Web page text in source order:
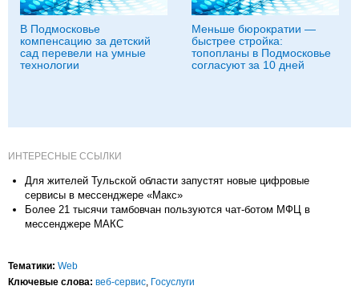
В Подмосковье
компенсацию за детский
сад перевели на умные
технологии
Меньше бюрократии —
быстрее стройка:
топопланы в Подмосковье
согласуют за 10 дней
ИНТЕРЕСНЫЕ ССЫЛКИ
Для жителей Тульской области запустят новые цифровые
сервисы в мессенджере «Макс»
Более 21 тысячи тамбовчан пользуются чат-ботом МФЦ в
мессенджере МАКС
Тематики: Web
Ключевые слова: веб-сервис Госуслуги